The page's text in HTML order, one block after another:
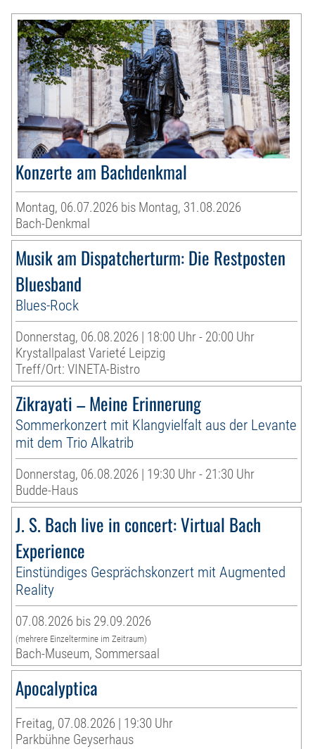
Konzerte am Bachdenkmal
Montag, 06.07.2026 bis Montag, 31.08.2026
Bach-Denkmal
Musik am Dispatcherturm: Die Restposten
Bluesband
Blues-Rock
Donnerstag, 06.08.2026 | 18:00 Uhr - 20:00 Uhr
Krystallpalast Varieté Leipzig
Treff/Ort: VINETA-Bistro
Zikrayati – Meine Erinnerung
Sommerkonzert mit Klangvielfalt aus der Levante
mit dem Trio Alkatrib
Donnerstag, 06.08.2026 | 19:30 Uhr - 21:30 Uhr
Budde-Haus
J. S. Bach live in concert: Virtual Bach
Experience
Einstündiges Gesprächskonzert mit Augmented
Reality
07.08.2026 bis 29.09.2026
(mehrere Einzeltermine im Zeitraum)
Bach-Museum, Sommersaal
Apocalyptica
Freitag, 07.08.2026 | 19:30 Uhr
Parkbühne Geyserhaus